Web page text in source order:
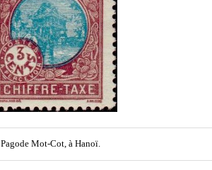
Pagode Mot-Cot, à Hanoï.